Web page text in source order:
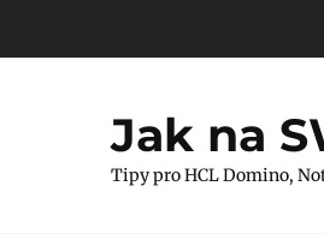
Jak na
Tipy pro HCL Domino,